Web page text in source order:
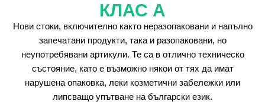
КЛАС А
Нови стоки, включително както неразопаковани и напълно
запечатани продукти, така и разопаковани, но
неупотребявани артикули. Те са в отлично техническо
състояние, като е възможно някои от тях да имат
нарушена опаковка, леки козметични забележки или
липсващо упътване на български език.